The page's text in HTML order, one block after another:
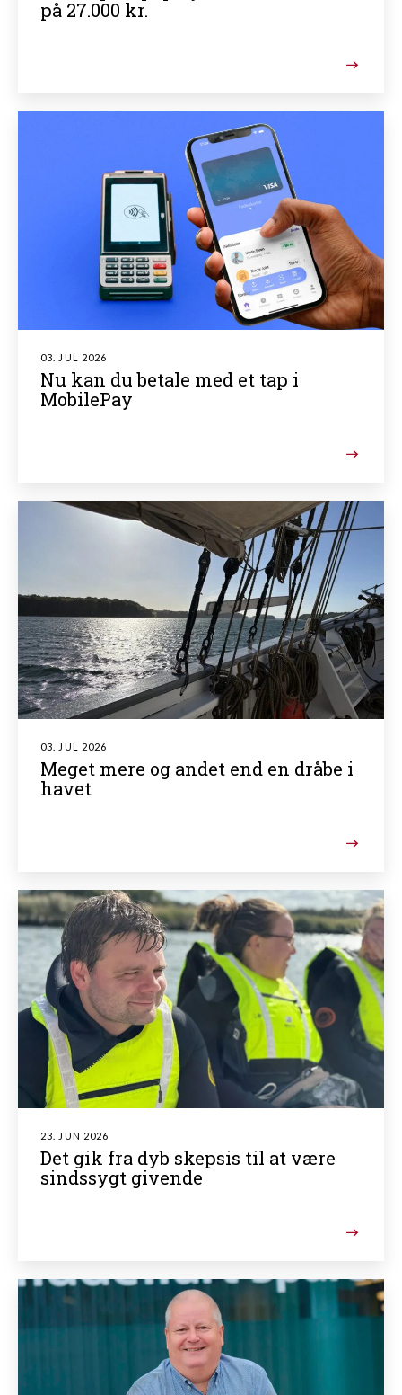
på 27.000 kr.
03. JUL 2026
Nu kan du betale med et tap i
MobilePay
03. JUL 2026
Meget mere og andet end en dråbe i
havet
23. JUN 2026
Det gik fra dyb skepsis til at være
sindssygt givende